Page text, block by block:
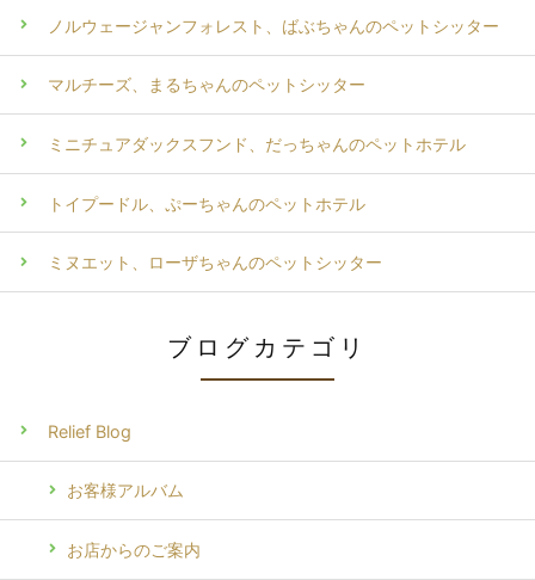
ノルウェージャンフォレスト、ばぶちゃんのペットシッター
マルチーズ、まるちゃんのペットシッター
ミニチュアダックスフンド、だっちゃんのペットホテル
トイプードル、ぷーちゃんのペットホテル
ミヌエット、ローザちゃんのペットシッター
ブログカテゴリ
Relief Blog
お客様アルバム
お店からのご案内